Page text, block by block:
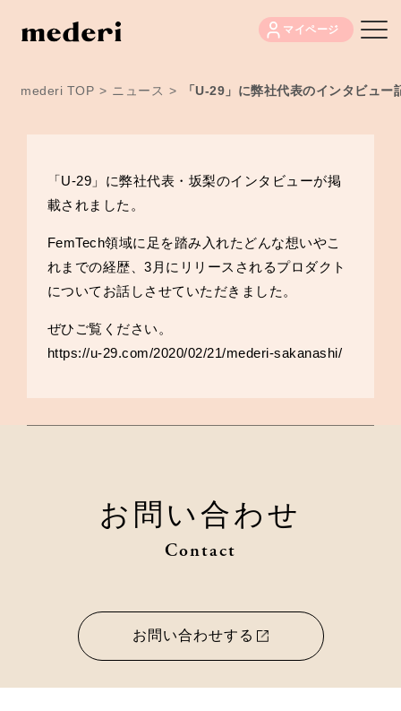
マイページ
mederi TOP > ニュース > 「U-29」に弊社代表のインタビュ
「U-29」に弊社代表・坂梨のインタビューが掲
載されました。
FemTech領域に足を踏み入れたどんな想いやこ
れまでの経歴、3月にリリースされるプロダクト
についてお話しさせていただきました。
ぜひご覧ください。
https://u-29.com/2020/02/21/mederi-sakanashi/
お問い合わせ
Contact
お問い合わせする